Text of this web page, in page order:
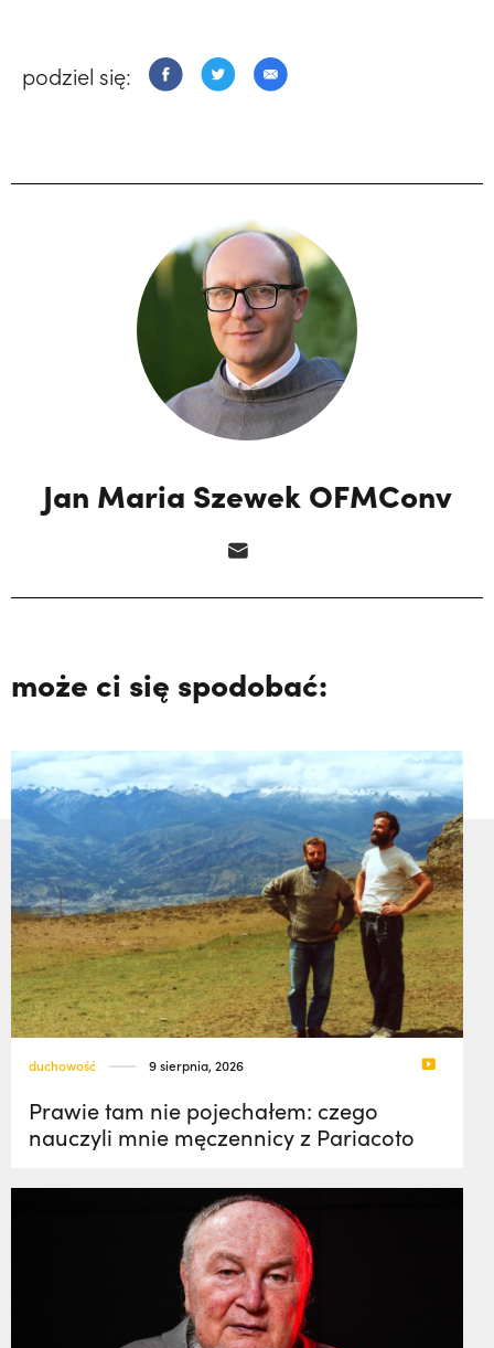
podziel się:
Jan Maria Szewek OFMConv
może ci się spodobać:
duchowość 9 sierpnia, 2026
Prawie tam nie pojechałem: czego
nauczyli mnie męczennicy z Pariacoto